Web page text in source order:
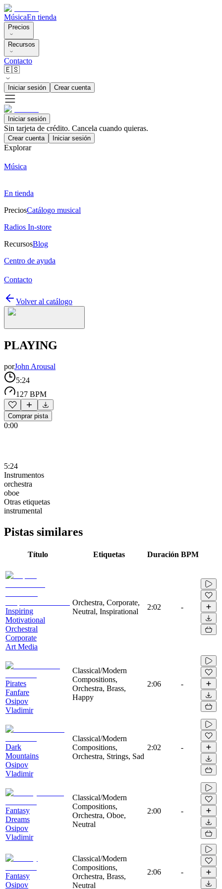
MúsicaEn tienda
Precios
Recursos
Contacto
🇪🇸
Iniciar sesión Crear cuenta
Iniciar sesión
Sin tarjeta de crédito. Cancela cuando quieras.
Crear cuenta Iniciar sesión
Explorar
Música
En tienda
PreciosCatálogo musical
Radios In-store
RecursosBlog
Centro de ayuda
Contacto
Volver al catálogo
PLAYING
porJohn Arousal
5:24
127 BPM
Comprar pista
0:00
5:24
Instrumentos
orchestra
oboe
Otras etiquetas
instrumental
Pistas similares
Título Etiquetas Duración BPM
Inspiring
Motivational
Orchestral
Corporate
Art Media
Orchestra, Corporate,
Neutral, Inspirational
2:02 -
Pirates
Fanfare
Osipov
Vladimir
Classical/Modern
Compositions,
Orchestra, Brass,
Happy
2:06 -
Dark
Mountains
Osipov
Vladimir
Classical/Modern
Compositions,
Orchestra, Strings, Sad
2:02 -
Fantasy
Dreams
Osipov
Vladimir
Classical/Modern
Compositions,
Orchestra, Oboe,
Neutral
2:00 -
Fantasy
Osipov
Classical/Modern
Compositions,
Orchestra, Brass,
Neutral
2:06 -